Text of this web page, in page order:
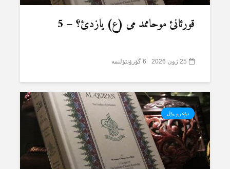
قورئانئ موحاممد می (ع) یازدئ؟ – 5
25 ژون 2026 6 گؤرۆنتۆلنمە
دۇغرو یۇل